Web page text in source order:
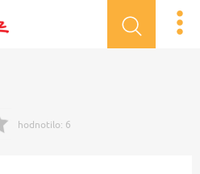
hodnotilo: 6